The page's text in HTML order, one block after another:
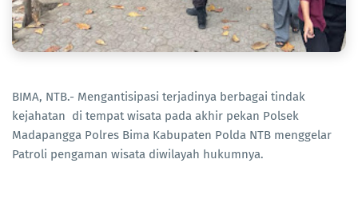
BIMA, NTB.- Mengantisipasi terjadinya berbagai tindak
kejahatan di tempat wisata pada akhir pekan Polsek
Madapangga Polres Bima Kabupaten Polda NTB menggelar
Patroli pengaman wisata diwilayah hukumnya.